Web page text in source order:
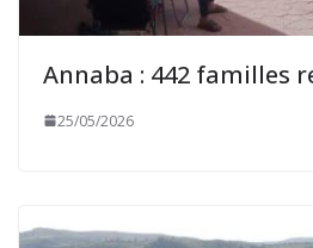
Annaba : 442 familles
25/05/2026